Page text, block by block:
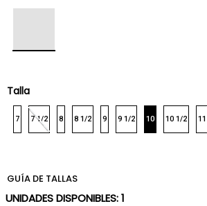
Talla
7 7 1/2 8 8 1/2 9 9 1/2 10 10 1/2 11
GUÍA DE TALLAS
UNIDADES DISPONIBLES:1